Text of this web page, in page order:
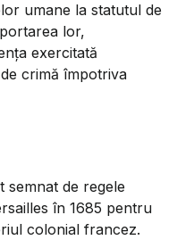
umane la statutul de
lor,
exercitată
crimă împotriva
semnat de regele
în 1685 pentru
colonial francez.